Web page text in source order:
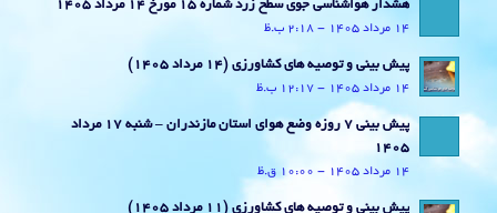
هشدار هواشناسی جوی سطح زرد شماره 15 مورخ 14 مرداد 1405
14 مرداد 1405 - 2:18 ب.ظ
پیش بینی و توصیه های کشاورزی (14 مرداد ۱۴۰۵)
14 مرداد 1405 - 12:17 ب.ظ
پیش بینی 7 روزه وضع هوای استان مازندران – شنبه 17 مرداد
1405
14 مرداد 1405 - 10:00 ق.ظ
پیش بینی و توصیه های کشاورزی (11 مرداد ۱۴۰۵)